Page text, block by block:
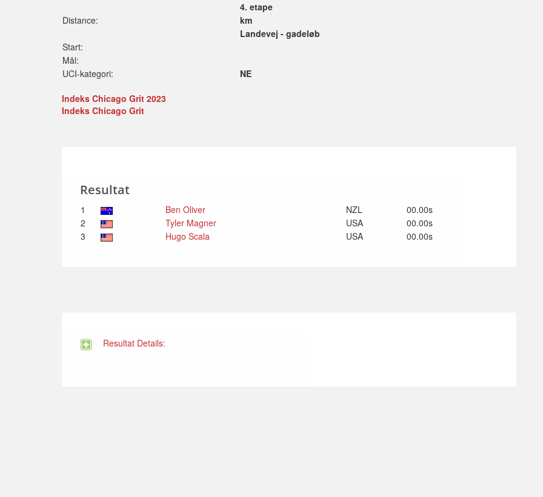
4. etape
Distance:
km
Landevej - gadeløb
Start:
Mål:
UCI-kategori:
NE
Indeks Chicago Grit 2023
Indeks Chicago Grit
Resultat
1 Ben Oliver NZL
00.00s
2
Tyler Magner USA
00.00s
3
Hugo Scala USA 00.00s
Resultat Details: